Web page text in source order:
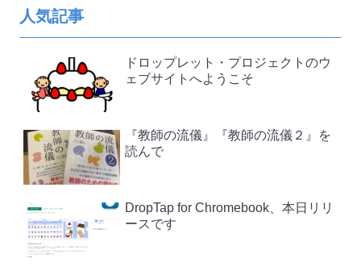
人気記事
ドロップレット・プロジェクトのウ
ェブサイトへようこそ
『教師の流儀』『教師の流儀２』を
読んで
DropTap for Chromebook、本日リリ
ースです